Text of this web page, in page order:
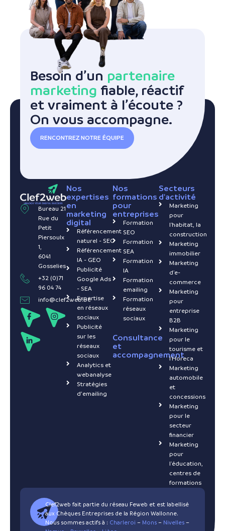
Besoin d’un partenaire
marketing fiable, réactif
et vraiment à l’écoute ?
On vous accompagne.
RENCONTREZ NOTRE ÉQUIPE
Bureau 21
Rue du
Petit
Piersoulx
1,
6041
Gosselies
+32 (0)71
96 04 74
info@clef2web.be
Nos
expertises
en
marketing
digital
Référencement
naturel - SEO
Référencement
IA - GEO
Publicité
Google Ads
- SEA
Expertise
en réseaux
sociaux
Publicité
sur les
réseaux
sociaux
Analytics et
webanalyse
Stratégies
d’emailing
Nos
formations
pour
entreprises
Formation
SEO
Formation
SEA
Formation
IA
Formation
emailing
Formation
réseaux
sociaux
Consultance
et
accompagnement
Secteurs
d'activité
Marketing
pour
l'habitat, la
construction
Marketing
immobilier
Marketing
d'e-
commerce
Marketing
pour
entreprise
B2B
Marketing
pour le
tourisme et
l'Horeca
Marketing
automobile
et
concessions
Marketing
pour le
secteur
financier
Marketing
pour
l'éducation,
centres de
formations
Clef2web fait partie du réseau Feweb et est labellisé
aux Chèques Entreprises de la Région Wallonne.
Nous sommes actifs à : Charleroi – Mons– Nivelles–